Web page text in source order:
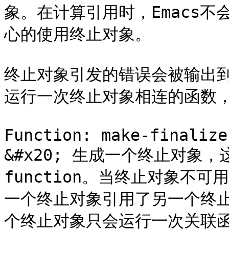
象。在计算引用时，Emacs不
心的使用终止对象。
终止对象引发的错误会被输
运行一次终止对象相连的函数
Function: make-
&#x20; 生成一个终止对象，
function。当终止对象不可用
一个终止对象引用了另一个终